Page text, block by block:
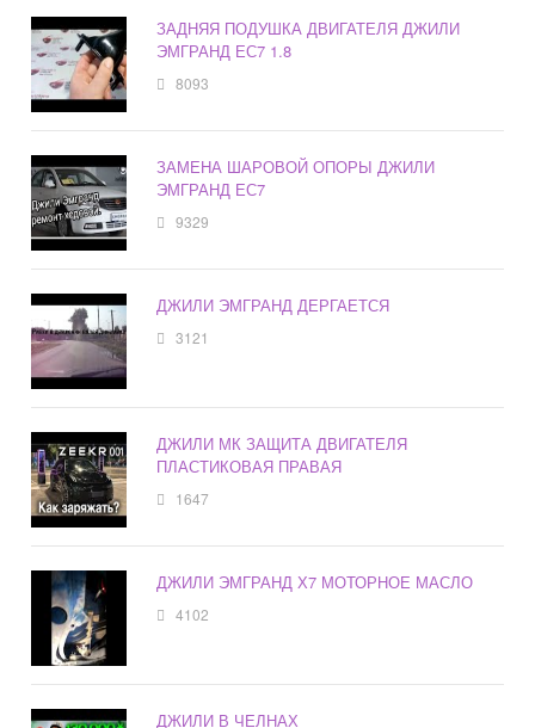
ЗАДНЯЯ ПОДУШКА ДВИГАТЕЛЯ ДЖИЛИ
ЭМГРАНД ЕС7 1.8
8093
ЗАМЕНА ШАРОВОЙ ОПОРЫ ДЖИЛИ
ЭМГРАНД ЕС7
9329
ДЖИЛИ ЭМГРАНД ДЕРГАЕТСЯ
3121
ДЖИЛИ МК ЗАЩИТА ДВИГАТЕЛЯ
ПЛАСТИКОВАЯ ПРАВАЯ
1647
ДЖИЛИ ЭМГРАНД Х7 МОТОРНОЕ МАСЛО
4102
ДЖИЛИ В ЧЕЛНАХ